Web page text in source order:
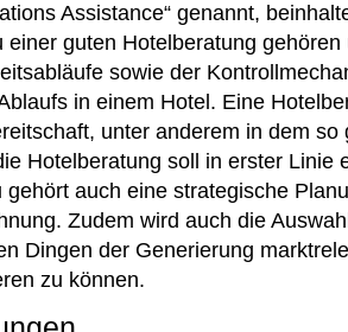
Assistance“ genannt,
guten Hotelberatung gehören
sowie der
in einem Hotel. Eine
unter anderem in dem so
Hotelberatung soll in erster Linie
auch eine strategische
Zudem wird auch die
Dingen der Generierung
zu können.